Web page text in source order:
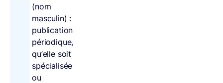
(nom
masculin) :
publication
périodique,
qu’elle soit
spécialisée
ou